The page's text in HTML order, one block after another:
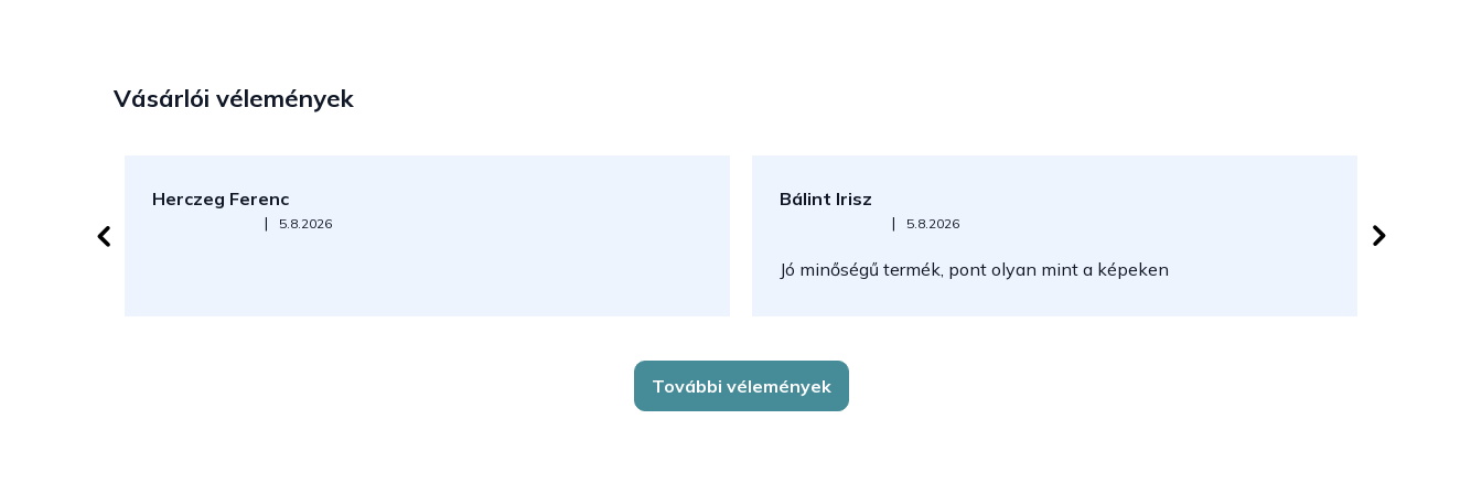
Vásárlói vélemények
Herczeg Ferenc
Az áruház értékelése 5-ből 5 csillag.
| 5.8.2026
Bálint Irisz
Az áruház értékelése 5-ből 5 csillag.
| 5.8.2026
Jó minőségű termék, pont olyan mint a képeken
További vélemények